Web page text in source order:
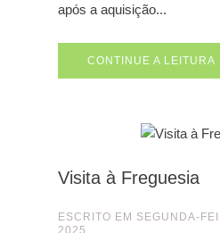
após a aquisição...
CONTINUE A LEITURA
Visita à Freguesia
ESCRITO EM SEGUNDA-